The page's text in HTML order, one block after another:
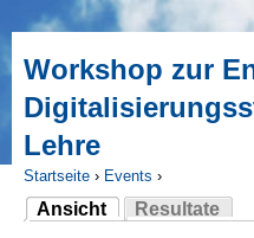
Workshop zur
Lehre
Sie sind hier
Startseite › Events ›
Ansicht
(aktiver Reiter)
Resultate